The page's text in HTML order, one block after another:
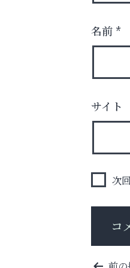
知など
ト
名前 *
サイト
次